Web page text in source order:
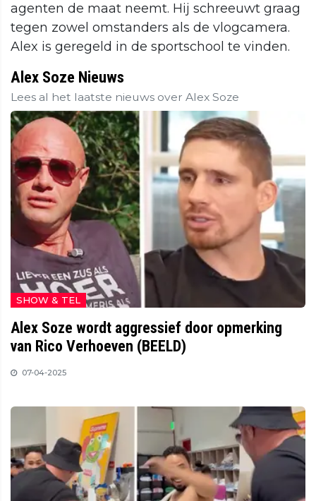
agenten de maat neemt. Hij schreeuwt graag
tegen zowel omstanders als de vlogcamera.
Alex is geregeld in de sportschool te vinden.
Alex Soze Nieuws
Lees al het laatste nieuws over Alex Soze
SHOW & TEL
Alex Soze wordt aggressief door opmerking
van Rico Verhoeven (BEELD)
07-04-2025